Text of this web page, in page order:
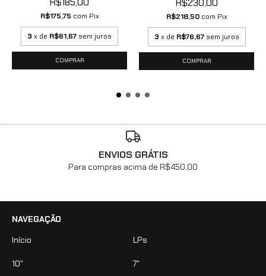
R$175,75 com Pix
3 x de R$61,67 sem juros
R$230,00
R$218,50 com Pix
3 x de R$76,67 sem juros
ENVIOS GRÁTIS
Para compras acima de R$450,00
NAVEGAÇÃO
Início
LPs
10" 7"